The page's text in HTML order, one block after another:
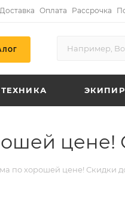
Доставка Оплата Рассрочка
цене!
по хорошей цене! Скидки